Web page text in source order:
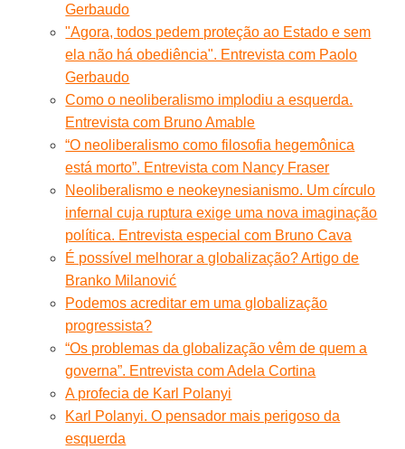
Gerbaudo
"Agora, todos pedem proteção ao Estado e sem
ela não há obediência". Entrevista com Paolo
Gerbaudo
Como o neoliberalismo implodiu a esquerda.
Entrevista com Bruno Amable
“O neoliberalismo como filosofia hegemônica
está morto”. Entrevista com Nancy Fraser
Neoliberalismo e neokeynesianismo. Um círculo
infernal cuja ruptura exige uma nova imaginação
política. Entrevista especial com Bruno Cava
É possível melhorar a globalização? Artigo de
Branko Milanović
Podemos acreditar em uma globalização
progressista?
“Os problemas da globalização vêm de quem a
governa”. Entrevista com Adela Cortina
A profecia de Karl Polanyi
Karl Polanyi. O pensador mais perigoso da
esquerda